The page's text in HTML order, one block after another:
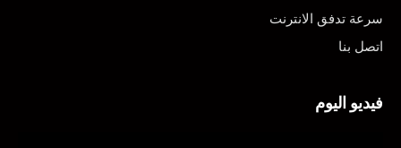
سرعة تدفق الانترنت
اتصل بنا
فيديو اليوم